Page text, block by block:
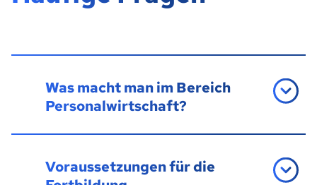
Was macht man im Bereich
Personalwirtschaft?
Voraussetzungen für die